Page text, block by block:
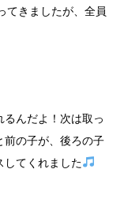
てきましたが、全員
るんだよ！次は取っ
前の子が、後ろの子
してくれました